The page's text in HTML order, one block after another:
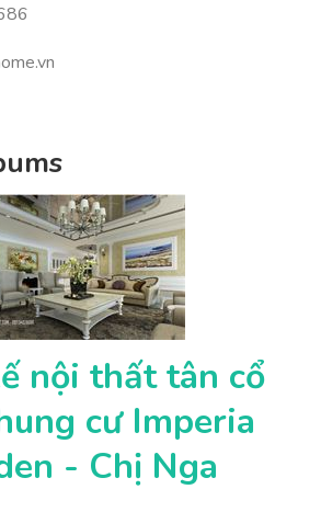
nội thất tân cổ
cư Imperia
- Chị Nga